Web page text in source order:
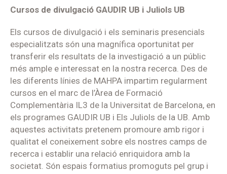
Cursos de divulgació GAUDIR UB i Juliols UB
Els cursos de divulgació i els seminaris presencials
especialitzats són una magnífica oportunitat per
transferir els resultats de la investigació a un públic
més ample e interessat en la nostra recerca. Des de
les diferents línies de MAHPA impartim regularment
cursos en el marc de l’Àrea de Formació
Complementària IL3 de la Universitat de Barcelona, en
els programes GAUDIR UB i Els Juliols de la UB. Amb
aquestes activitats pretenem promoure amb rigor i
qualitat el coneixement sobre els nostres camps de
recerca i establir una relació enriquidora amb la
societat. Són espais formatius promoguts pel grup i